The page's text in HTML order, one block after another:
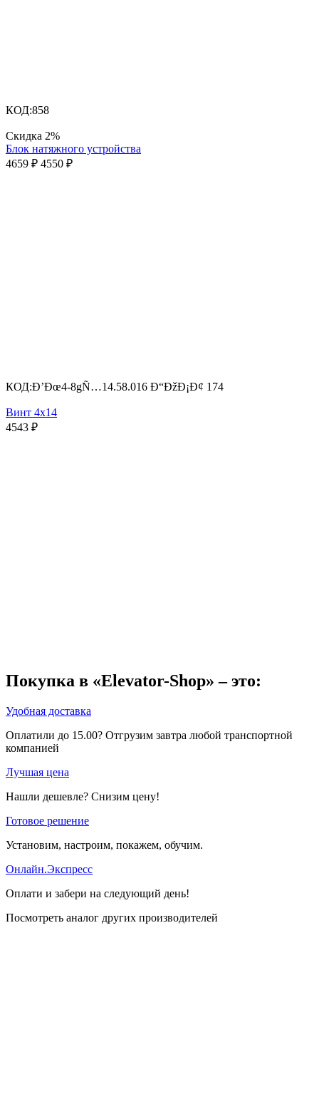
КОД:858
Скидка 2%
Блок натяжного устройства
4659 ₽ 4550 ₽
КОД:Ð’Ðœ4-8gÑ…14.58.016 Ð“ÐžÐ¡Ð¢ 174
Винт 4х14
4543 ₽
Покупка в «Elevator-Shop» – это:
Удобная доставка
Оплатили до 15.00? Отгрузим завтра любой транспортной
компанией
Лучшая цена
Нашли дешевле? Снизим цену!
Готовое решение
Установим, настроим, покажем, обучим.
Онлайн.Экспресс
Оплати и забери на следующий день!
Посмотреть аналог других производителей